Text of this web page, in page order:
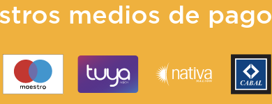
medios de pago